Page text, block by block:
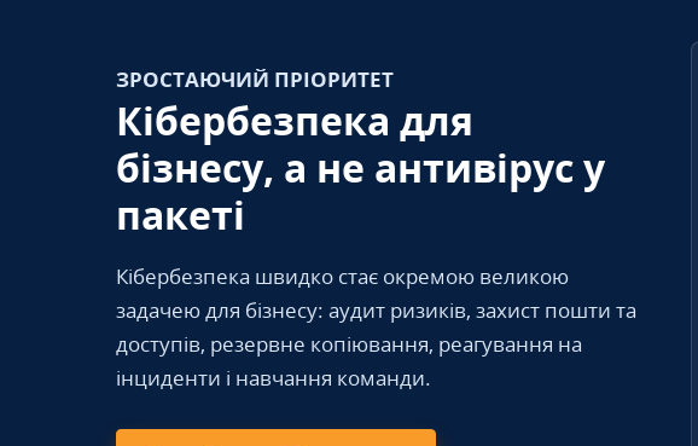
ЗРОСТАЮЧИЙ ПРІОРИТЕТ
Кібербезпека для
бізнесу, а не антивірус у
пакеті
Кібербезпека швидко стає окремою великою
задачею для бізнесу: аудит ризиків, захист пошти та
доступів, резервне копіювання, реагування на
інциденти і навчання команди.